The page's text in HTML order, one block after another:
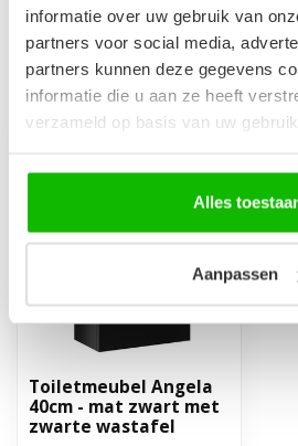
informatie over uw gebruik van
partners voor social media,
partners kunnen deze gegevens
informatie die u aan ze heeft
verzameld op basis van uw
Alles
Aanpassen
Recent bekeken
Toiletmeubel Angela
40cm - mat zwart met
zwarte wastafel